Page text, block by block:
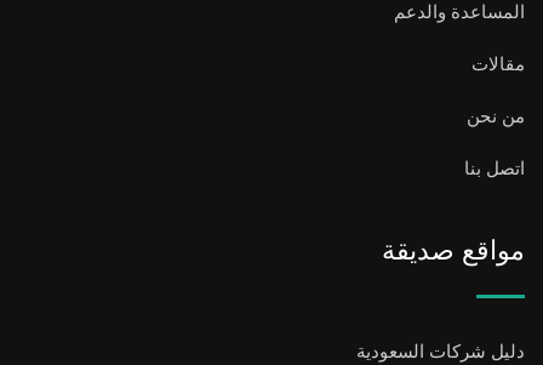
المساعدة والدعم
مقالات
من نحن
اتصل بنا
مواقع صديقة
دليل شركات السعودية